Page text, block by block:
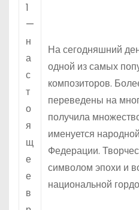
1
—
н
а
с
т
о
я
щ
е
е
в
На сегодняшний
одной из самых
композиторов.
переведены на
получила
именуется
Федерации.
символом эпохи и
национальной